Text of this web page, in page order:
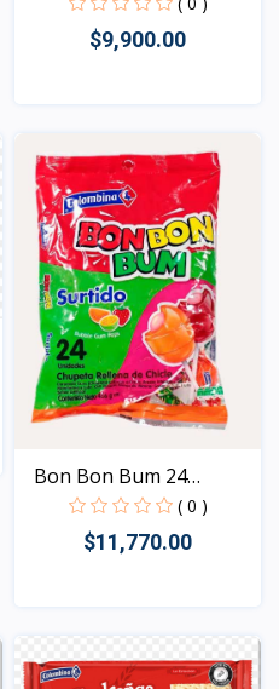
$9,900.00
Bon Bon Bum 24
unidades
( 0 )
$11,770.00